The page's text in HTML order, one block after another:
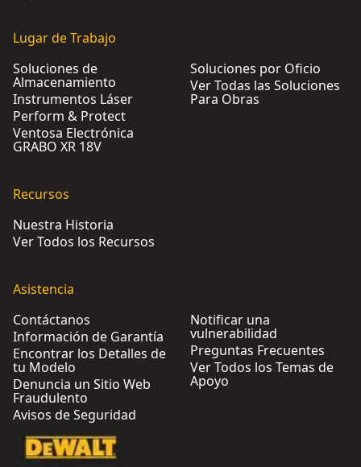
Lugar de Trabajo
Soluciones de
Almacenamiento
Instrumentos Láser
Perform & Protect
Ventosa Electrónica
GRABO XR 18V
Soluciones por Oficio
Ver Todas las Soluciones
Para Obras
Recursos
Nuestra Historia
Ver Todos los Recursos
Asistencia
Contáctanos
Información de Garantía
Encontrar los Detalles de
tu Modelo
Denuncia un Sitio Web
Fraudulento
Avisos de Seguridad
Notificar una
vulnerabilidad
Preguntas Frecuentes
Ver Todos los Temas de
Apoyo